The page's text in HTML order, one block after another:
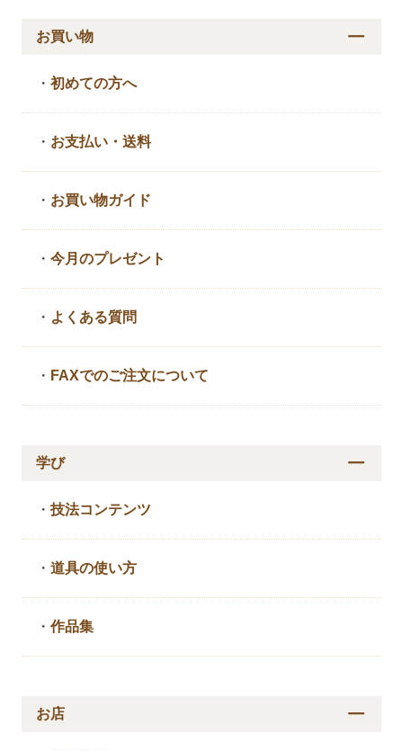
お買い物
・初めての方へ
・ お支払い・送料
・ お買い物ガイド
・今月のプレゼント
・ よくある質問
・ FAXでのご注文について
学び
・技法コンテンツ
・道具の使い方
・作品集
お店